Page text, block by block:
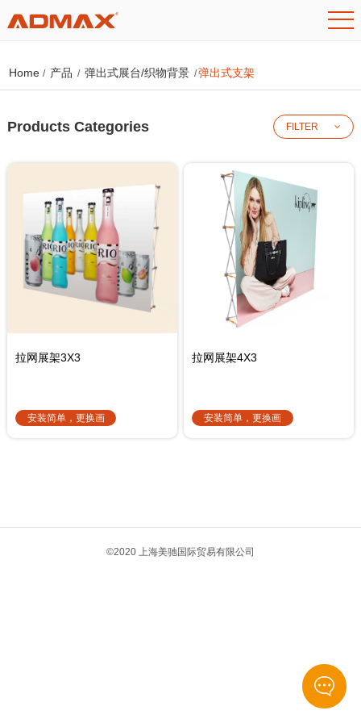
Home / 产品 / 弹出式展台/织物背景 /弹出式支架
Products Categories FILTER
拉网展架3X3
安装简单，更换画
拉网展架4X3
安装简单，更换画
©2020 上海美驰国际贸易有限公司